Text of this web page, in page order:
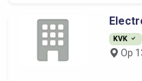
KVK
Op